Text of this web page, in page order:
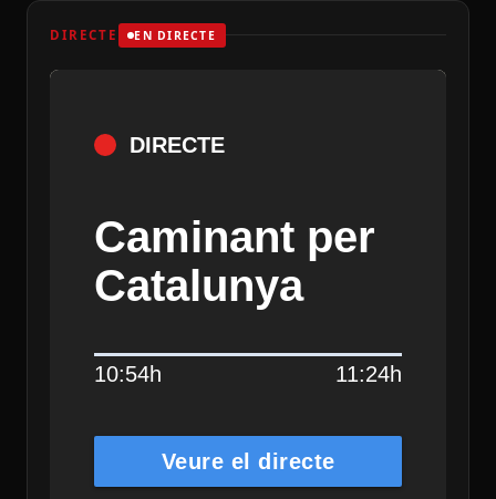
DIRECTE EN DIRECTE
DIRECTE
Caminant per
Catalunya
10:54h 11:24h
Veure el directe